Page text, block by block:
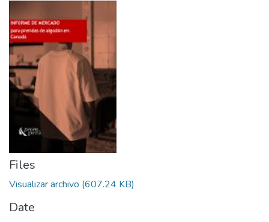
Files
Visualizar archivo (607.24 KB)
Date